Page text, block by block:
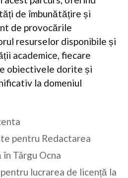
de îmbunătățire și
de provocările
resurselor disponibile și
academice, fiecare
obiectivele dorite și
la domeniul
pentru Redactarea
Târgu Ocna
lucrarea de licență la